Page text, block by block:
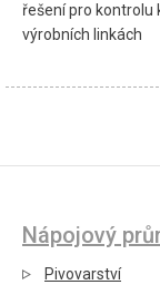
řešení pro kontrolu
výrobních linkách
Nápojový
Pivovarství